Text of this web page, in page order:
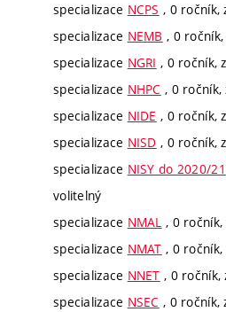
specializace NCPS , 0 ročník,
specializace NEMB , 0
specializace NGRI , 0 ročník,
specializace NHPC , 0
specializace NIDE , 0 ročník,
specializace NISD , 0 ročník,
specializace NISY do 2020/21
volitelný
specializace NMAL , 0
specializace NMAT , 0
specializace NNET , 0 ročník,
specializace NSEC , 0 ročník,